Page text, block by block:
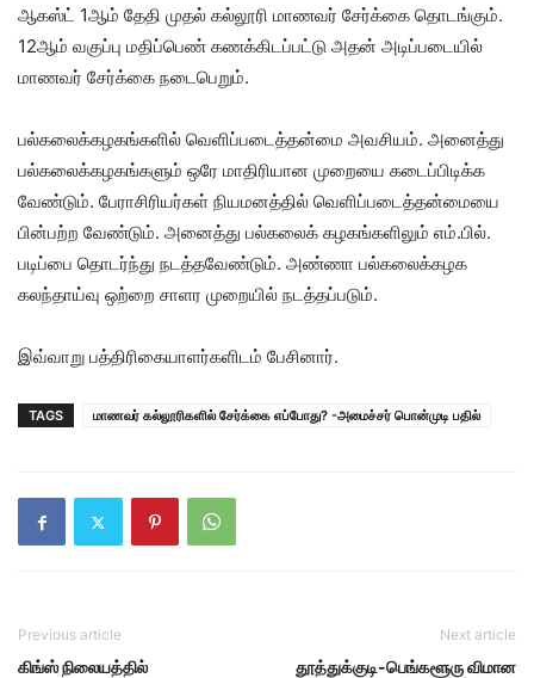
ஆகஸ்ட் 1ஆம் தேதி முதல் கல்லூரி மாணவர் சேர்க்கை தொடங்கும்.
12ஆம் வகுப்பு மதிப்பெண் கணக்கிடப்பட்டு அதன் அடிப்படையில்
மாணவர் சேர்க்கை நடைபெறும்.
பல்கலைக்கழகங்களில் வெளிப்படைத்தன்மை அவசியம். அனைத்து
பல்கலைக்கழகங்களும் ஒரே மாதிரியான முறையை கடைப்பிடிக்க
வேண்டும். பேராசிரியர்கள் நியமனத்தில் வெளிப்படைத்தன்மையை
பின்பற்ற வேண்டும். அனைத்து பல்கலைக் கழகங்களிலும் எம்.பில்.
படிப்பை தொடர்ந்து நடத்தவேண்டும். அண்ணா பல்கலைக்கழக
கலந்தாய்வு ஒற்றை சாளர முறையில் நடத்தப்படும்.
இவ்வாறு பத்திரிகையாளர்களிடம் பேசினார்.
TAGS மாணவர் கல்லூரிகளில் சேர்க்கை எப்போது? -அமைச்சர் பொன்முடி பதில்
Previous article
கிங்ஸ் நிலையத்தில்
Next article
தூத்துக்குடி-பெங்களூரு விமான